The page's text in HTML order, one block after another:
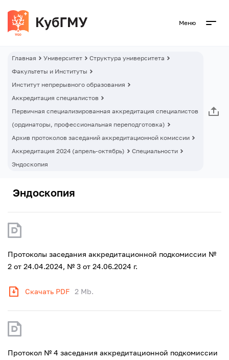
Меню
Главная Университет
Структура университета
Факультеты и Институты
Институт непрерывного образования
Аккредитация специалистов
Первичная специализированная аккредитация специалистов
(ординаторы, профессиональная переподготовка)
Архив протоколов заседаний аккредитационной комиссии
Аккредитация 2024 (апрель-октябрь)
Специальности
Эндоскопия
Эндоскопия
Протоколы заседания аккредитационной подкомиссии №
2 от 24.04.2024, № 3 от 24.06.2024 г.
Скачать PDF 2 Mb.
Протокол № 4 заседания аккредитационной подкомиссии